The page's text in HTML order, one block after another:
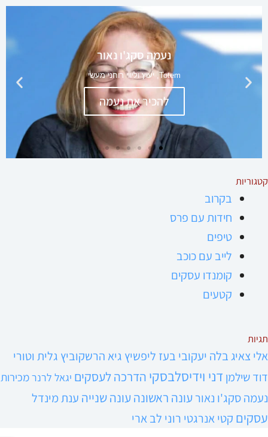
קטגוריות
בקרוב
חידות עם פרס
טיפים
לייב עם כוכב
קומנדו עסקים
קטעים
תגיות
אלי צאיגבלה יעקובי בעז ליפשיץ גיא הרשקוביץ גלית וטורי
דוד שילמן דני וידיסלבסקי הדרכה לעסקים יגאל לרנרמכירות
נעמה סקג'ו נאורעונה ראשונהעונה שנייה ענת מינדל
עסקים קטי אנרגטי רוני לב ארי